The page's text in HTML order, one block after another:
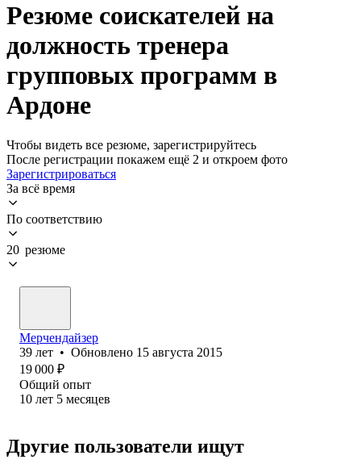
Резюме соискателей на
должность тренера
групповых программ в
Ардоне
Чтобы видеть все резюме, зарегистрируйтесь
После регистрации покажем ещё 2 и откроем фото
Зарегистрироваться
За всё время
По соответствию
20 резюме
Мерчендайзер
39 лет • Обновлено 15 августа 2015
19 000 ₽
Общий опыт
10 лет 5 месяцев
Другие пользователи ищут